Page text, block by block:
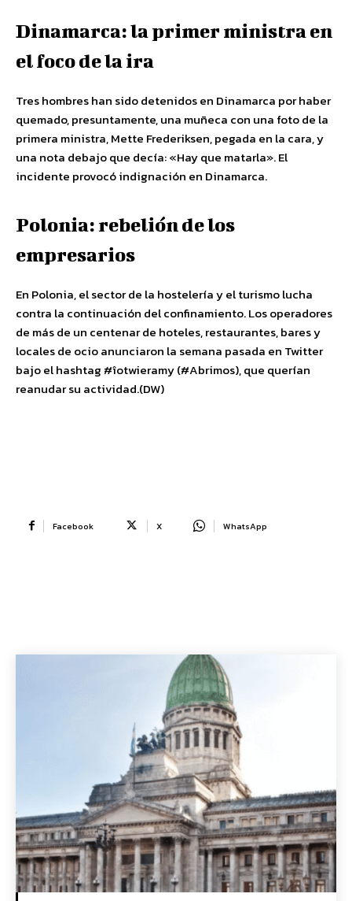
Dinamarca: la primer ministra en
el foco de la ira
Tres hombres han sido detenidos en Dinamarca por haber
quemado, presuntamente, una muñeca con una foto de la
primera ministra, Mette Frederiksen, pegada en la cara, y
una nota debajo que decía: «Hay que matarla». El
incidente provocó indignación en Dinamarca.
Polonia: rebelión de los
empresarios
En Polonia, el sector de la hostelería y el turismo lucha
contra la continuación del confinamiento. Los operadores
de más de un centenar de hoteles, restaurantes, bares y
locales de ocio anunciaron la semana pasada en Twitter
bajo el hashtag #îotwieramy (#Abrimos), que querían
reanudar su actividad.(DW)
Facebook X WhatsApp